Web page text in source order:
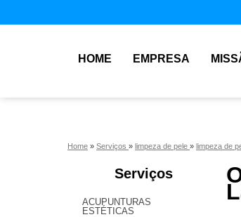
HOME EMPRESA
Home » Serviços » limpeza de pele » limpeza de
Serviços
ACUPUNTURAS
ESTÉTICAS